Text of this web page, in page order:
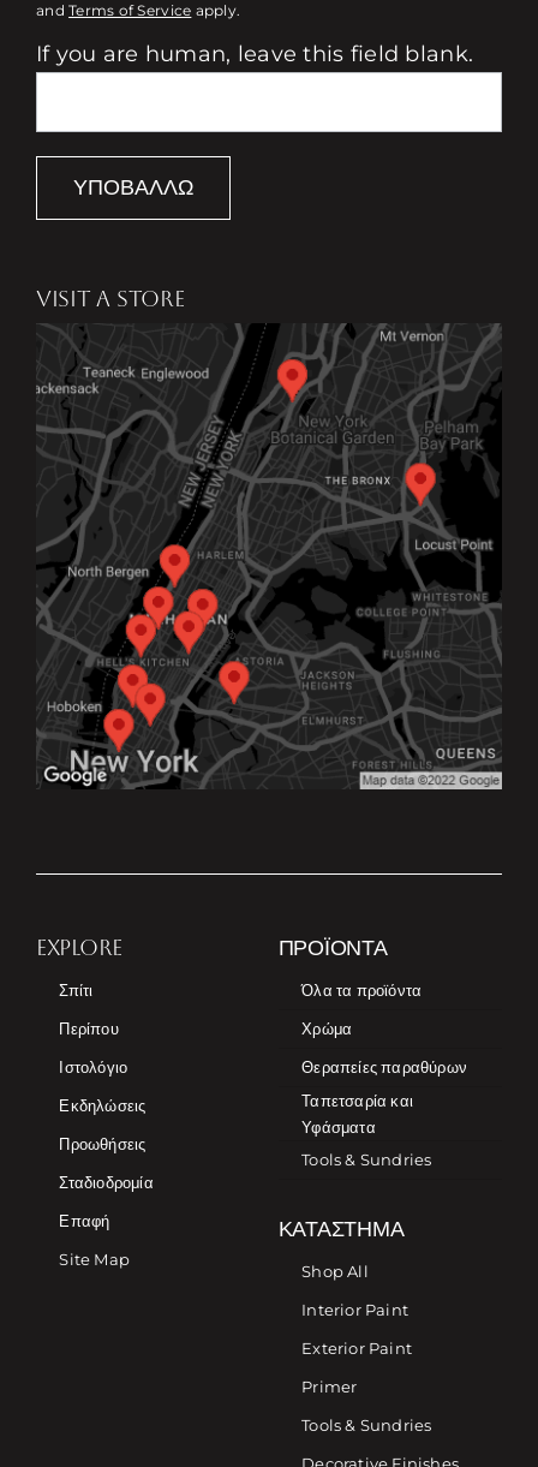
andTerms of Service apply.
If you are human, leave this field blank.
ΥΠΟΒΆΛΛΩ
VISIT A STORE
EXPLORE
Σπίτι
Περίπου
Ιστολόγιο
Εκδηλώσεις
Προωθήσεις
Σταδιοδρομία
Επαφή
Site Map
ΠΡΟΪΌΝΤΑ
Όλα τα προϊόντα
Χρώμα
Θεραπείες παραθύρων
Ταπετσαρία και
Υφάσματα
Tools & Sundries
ΚΑΤΆΣΤΗΜΑ
Shop All
Interior Paint
Exterior Paint
Primer
Tools & Sundries